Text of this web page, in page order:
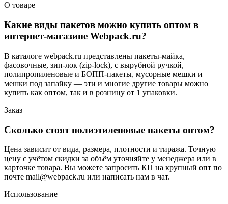
О товаре
Какие виды пакетов можно купить оптом в
интернет-магазине Webpack.ru?
В каталоге webpack.ru представлены пакеты-майка,
фасовочные, зип-лок (zip-lock), с вырубной ручкой,
полипропиленовые и БОПП-пакеты, мусорные мешки и
мешки под запайку — эти и многие другие товары можно
купить как оптом, так и в розницу от 1 упаковки.
Заказ
Сколько стоят полиэтиленовые пакеты оптом?
Цена зависит от вида, размера, плотности и тиража. Точную
цену с учётом скидки за объём уточняйте у менеджера или в
карточке товара. Вы можете запросить КП на крупный опт по
почте mail@webpack.ru или написать нам в чат.
Использование